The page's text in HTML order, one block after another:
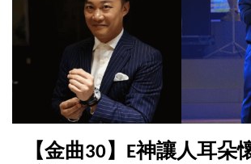
【金曲30】E神讓人耳朵